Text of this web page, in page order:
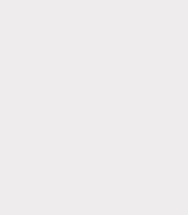
家資通安全產品由主管機關
將由主管機關透過跨部會
危害國家資通安全產品之
係請各公務機關依本院秘
字第1090201804A號函，
訊產品（含軟體、硬體及
本院公
工程企字第1070050131
至於「第三地區含陸資成
原則非屬上述範圍，惟各
濟部投資審議委員會公告